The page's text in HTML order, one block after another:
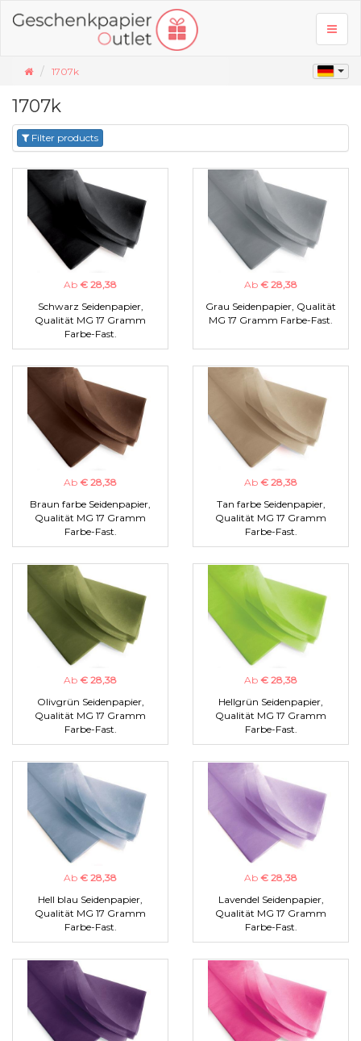
1707k
1707k
Filter products
Ab € 28,38
Schwarz Seidenpapier,
Qualität MG 17 Gramm
Farbe-Fast.
Ab € 28,38
Grau Seidenpapier, Qualität
MG 17 Gramm Farbe-Fast.
Ab € 28,38
Braun farbe Seidenpapier,
Qualität MG 17 Gramm
Farbe-Fast.
Ab € 28,38
Tan farbe Seidenpapier,
Qualität MG 17 Gramm
Farbe-Fast.
Ab € 28,38
Olivgrün Seidenpapier,
Qualität MG 17 Gramm
Farbe-Fast.
Ab € 28,38
Hellgrün Seidenpapier,
Qualität MG 17 Gramm
Farbe-Fast.
Ab € 28,38
Hell blau Seidenpapier,
Qualität MG 17 Gramm
Farbe-Fast.
Ab € 28,38
Lavendel Seidenpapier,
Qualität MG 17 Gramm
Farbe-Fast.